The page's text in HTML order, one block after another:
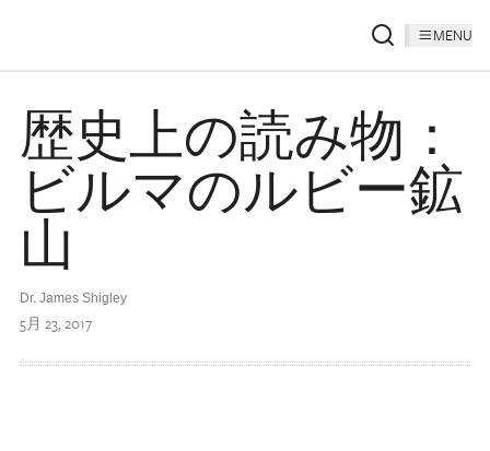
MENU
歴史上の読み物：
ビルマのルビー鉱
山
Dr. James Shigley
5月 23, 2017